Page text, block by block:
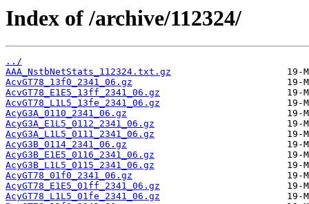
Index of /archive/112324/
../
AAA_NstbNetStats_112324.txt.gz
AcvGT78_13f0_2341_06.gz
AcvGT78_E1E5_13ff_2341_06.gz
AcvGT78_L1L5_13fe_2341_06.gz
AcyG3A_0110_2341_06.gz
AcyG3A_E1L5_0112_2341_06.gz
AcyG3A_L1L5_0111_2341_06.gz
AcyG3B_0114_2341_06.gz
AcyG3B_E1E5_0116_2341_06.gz
AcyG3B_L1L5_0115_2341_06.gz
AcyGT78_01f0_2341_06.gz
AcyGT78_E1E5_01ff_2341_06.gz
AcyGT78_L1L5_01fe_2341_06.gz